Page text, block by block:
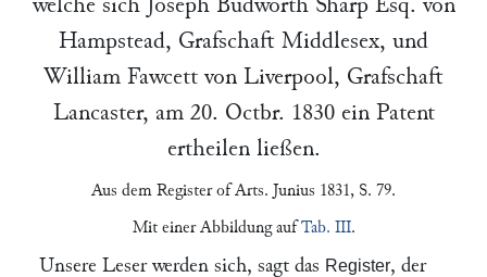
Hampstead, Grafschaft Middlesex, und
William Fawcett von Liverpool, Grafschaft
Lancaster, am 20. Octbr. 1830ein Patent
ertheilen ließen.
Aus dem Register of Arts. Junius 1831, S. 79.
Mit einer Abbildung aufTab. III.
Unsere Leser werden sich, sagt das Register, der